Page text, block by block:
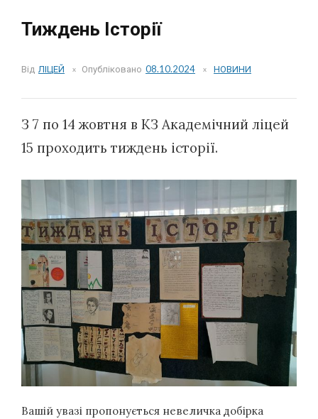
Тиждень Історії
Від ЛІЦЕЙ Опубліковано 08.10.2024 НОВИНИ
З 7 по 14 жовтня в КЗ Академічний ліцей
15 проходить тиждень історії.
Вашій увазі пропонується невеличка добірка